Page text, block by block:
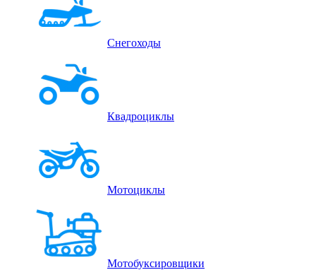
Снегоходы
Квадроциклы
Мотоциклы
Мотобуксировщики